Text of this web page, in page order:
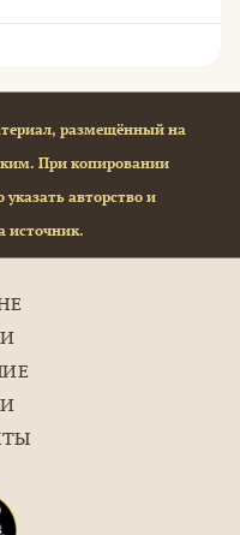
размещённый на
При копировании
авторство и
источник.